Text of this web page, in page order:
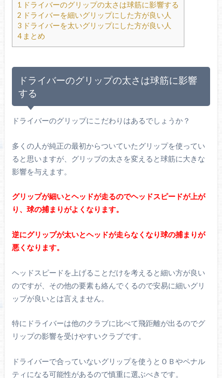
1ドライバーのグリップの太さは球筋に影響する
2 ドライバーを細いグリップにした方が良い人
3ドライバーを太いグリップにした方が良い人
4まとめ
ドライバーのグリップの太さは球筋に影響
する
ドライバーのグリップにこだわりはあるでしょうか？
多くの人が純正の最初からついていたグリップを使ってい
ると思いますが、グリップの太さを変えると球筋に大きな
影響を与えます。
グリップが細いとヘッドが走るのでヘッドスピードが上が
り、球の捕まりがよくなります。
逆にグリップが太いとヘッドが走らなくなり球の捕まりが
悪くなります。
ヘッドスピードを上げることだけを考えると細い方が良い
のですが、その他の要素も絡んでくるので安易に細いグリ
ップが良いとは言えません。
特にドライバーは他のクラブに比べて飛距離が出るのでグ
リップの影響を受けやすいクラブです。
ドライバーで合っていないグリップを使うとＯＢやペナル
ティになる可能性があるので慎重に選ぶべきです。